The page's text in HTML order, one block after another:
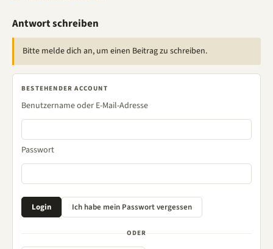
Antwort schreiben
Bitte melde dich an, um einen Beitrag zu schreiben.
BESTEHENDER ACCOUNT
Benutzername oder E-Mail-Adresse
Passwort
ODER